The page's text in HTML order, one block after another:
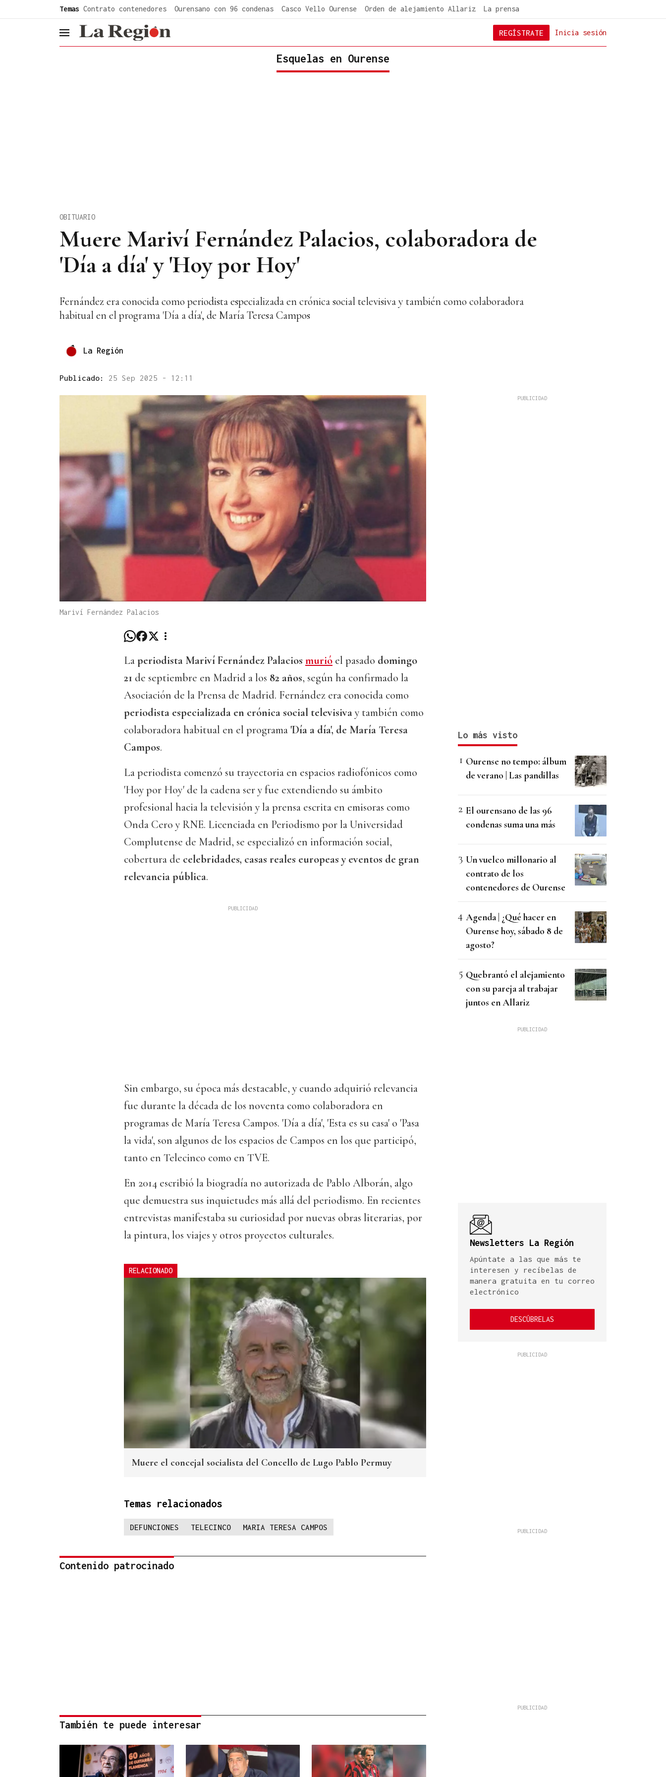
Temas Contrato contenedores Ourensano con 96 condenas Casco Vello Ourense Orden de alejamiento Allariz La prensa
header.menu.open Inicia sesión
REGÍSTRATE
Esquelas en Ourense
Muere Mariví Fernández Palacios, colaboradora de
'Día a día' y 'Hoy por Hoy'
OBITUARIO
Fernández era conocida como periodista especializada en crónica social televisiva y también como colaboradora
habitual en el programa 'Día a día', de María Teresa Campos
La Región
Publicado: 25 Sep 2025 - 12:11
Mariví Fernández Palacios
Laperiodista Mariví Fernández Palacios murió el pasado domingo
21 de septiembre en Madrid a los 82 años, según ha confirmado la
Asociación de la Prensa de Madrid. Fernández era conocida como
periodista especializada en crónica social televisivay también como
colaboradora habitual en el programa'Día a día', de María Teresa
Campos.
La periodista comenzó su trayectoria en espacios radiofónicos como
'Hoy por Hoy' de la cadena ser y fue extendiendo su ámbito
profesional hacia la televisión y la prensa escrita en emisoras como
Onda Cero y RNE. Licenciada en Periodismo por la Universidad
Complutense de Madrid, se especializó en información social,
cobertura de celebridades, casas reales europeas y eventos de gran
relevancia pública.
Sin embargo, su época más destacable, y cuando adquirió relevancia
fue durante la década de los noventa como colaboradora en
programas de María Teresa Campos. 'Día a día', 'Esta es su casa' o 'Pasa
la vida', son algunos de los espacios de Campos en los que participó,
tanto en Telecinco como en TVE.
En 2014 escribió la biogradía no autorizada de Pablo Alborán, algo
que demuestra sus inquietudes más allá del periodismo. En recientes
entrevistas manifestaba su curiosidad por nuevas obras literarias, por
la pintura, los viajes y otros proyectos culturales.
RELACIONADO
Muere el concejal socialista del Concello de Lugo Pablo Permuy
Temas relacionados
DEFUNCIONES TELECINCO MARIA TERESA CAMPOS
Contenido patrocinado
También te puede interesar
Lo más visto
Ourense no tempo: álbum
de verano | Las pandillas
El ourensano de las 96
condenas suma una más
Un vuelco millonario al
contrato de los
contenedores de Ourense
Agenda | ¿Qué hacer en
Ourense hoy, sábado 8 de
agosto?
Quebrantó el alejamiento
con su pareja al trabajar
juntos en Allariz
Newsletters La Región
Apúntate a las que más te
interesen y recíbelas de
manera gratuita en tu correo
electrónico
DESCÚBRELAS